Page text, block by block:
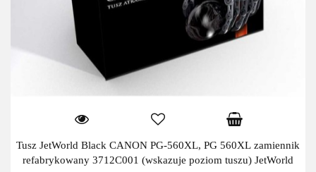
Tusz JetWorld Black CANON PG-560XL, PG 560XL zamiennik
refabrykowany 3712C001 (wskazuje poziom tuszu) JetWorld